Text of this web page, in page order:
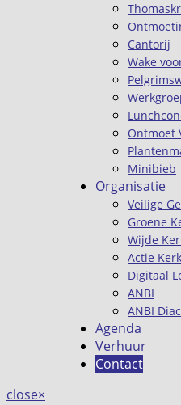
Cantorij
Wake
Ontmoet
Minibieb
Organisatie
Veilige
Groene
Wijde
Actie
Digitaal
ANBI
ANBI
Agenda
Verhuur
Contact
close×